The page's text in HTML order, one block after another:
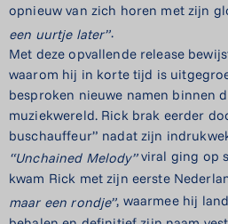
opnieuw van zich horen met zijn
een uurtje later”.
Met deze opvallende release
waarom hij in korte tijd is
besproken nieuwe namen binnen
muziekwereld. Rick brak eerder
buschauffeur” nadat zijn
“Unchained Melody”viral ging op
kwam Rick met zijn eerste
maar een rondje”, waarmee hij